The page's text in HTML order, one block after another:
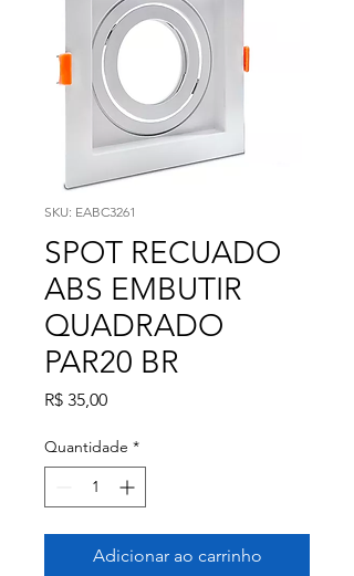
SKU: EABC3261
SPOT RECUADO
ABS EMBUTIR
QUADRADO
PAR20 BR
R$ 35,00Preço
Quantidade *
Adicionar ao carrinho